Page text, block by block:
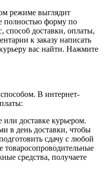
режиме выглядит
полностью форму по
способ доставки, оплаты,
к заказу написать
вас найти. Нажмите
В интернет-
доставке курьером.
в день доставки, чтобы
сдачу с любой
средства, получаете